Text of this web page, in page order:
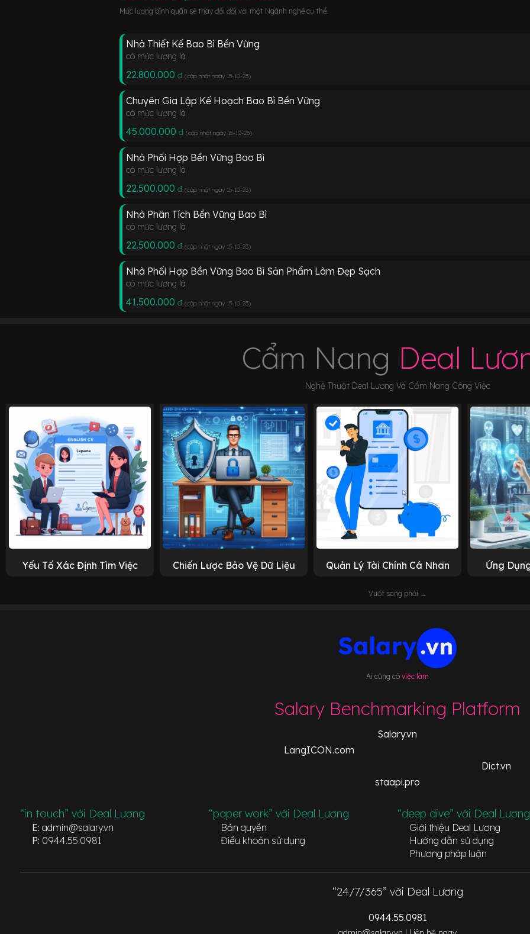
Mức lương bình quân sẽ thay đổi đối với một Ngành nghề cụ thể.
Nhà Thiết Kế Bao Bì Bền Vững
có mức lương là
22.800.000 đ (cập nhật ngày 15-10-23)
Chuyên Gia Lập Kế Hoạch Bao Bì Bền Vững
có mức lương là
45.000.000 đ (cập nhật ngày 15-10-23)
Nhà Phối Hợp Bền Vững Bao Bì
có mức lương là
22.500.000 đ (cập nhật ngày 15-10-23)
Nhà Phân Tích Bền Vững Bao Bì
có mức lương là
22.500.000 đ (cập nhật ngày 15-10-23)
Nhà Phối Hợp Bền Vững Bao Bì Sản Phẩm Làm Đẹp Sạch
có mức lương là
41.500.000 đ (cập nhật ngày 15-10-23)
Cẩm Nang Deal
Nghệ Thuật Deal Lương Và Cẩm Nang Công Việc
Yếu Tố Xác Định Tìm Việc Chiến Lược Bảo Vệ Dữ Liệu Quản Lý Tài Chính Cá Nhân Ứng
Vuốt sang phải →
Ai cũng cóviệc làm
Salary Benchmarking Platform
Salary.vn
LangICON.com
Dict.vn
staapi.pro
“in touch” với Deal Lương
E: admin@salary.vn
P: 0944.55.0981
“paper work” với Deal Lương
Bản quyền
Điều khoản sử dụng
“deep dive” với Deal Lương
Giới thiệu Deal Lương
Hướng dẫn sử dụng
Phương pháp luận
“24/7/365” với Deal Lương
0944.55.0981